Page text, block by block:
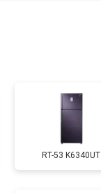
от 1810 ₽
от 1700 ₽
RT-53 K6340UT